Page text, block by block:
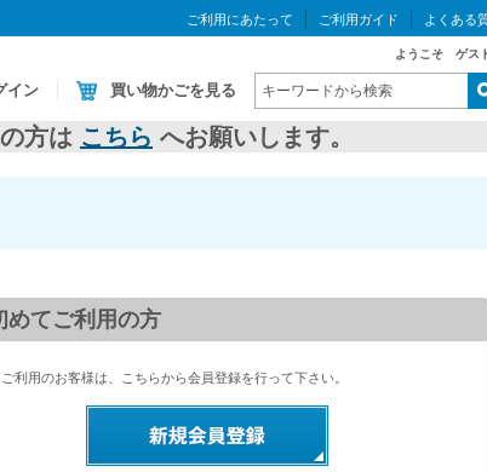
ご利用にあたって ご利用ガイド よくある
ようこそ ゲス
イン 買い物かごを見る
方は こちら へお願いします。
めてご利用の方
利用のお客様は、こちらから会員登録を行って下さい。